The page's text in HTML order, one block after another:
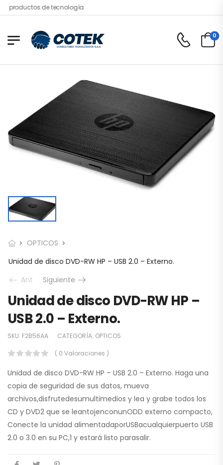
productos de tecnología
0
OPTICOS
Unidad de disco DVD-RW HP – USB 2.0 – Externo.
Ant
Siguiente
Unidad de disco DVD-RW HP –
USB 2.0 – Externo.
SKU: F2B56AA CATEGORÍA: OPTICOS
( 0 Valoraciones )
Unidad de disco DVD-RW HP – USB 2.0 – Externo. Haga una
copia de seguridad de sus datos, mueva
archivos,disfrutedesumultimedios y lea y grabe todos los
CD y DVD2 que se leantojenconunODD externo compacto,
Conecte la unidad alimentadaporUSBacualquierpuerto USB
2.0 o 3.0 en su PC,1 y estará listo parasalir.